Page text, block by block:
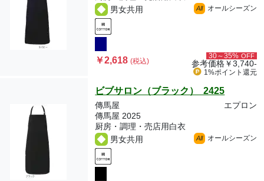
男女共用
All オールシーズン
￥2,618(税込)
30～35% OFF
参考価格￥3,740-
1%ポイント 還元
ビブサロン（ブラック） 2425
傳馬屋
エプロン
傳馬屋 2025
厨房・調理・売店用白衣
男女共用
All オールシーズン